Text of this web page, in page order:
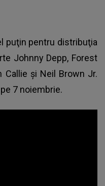
puţin pentru distribuţia
Johnny Depp, Forest
Callie şi Neil Brown Jr.
7 noiembrie.